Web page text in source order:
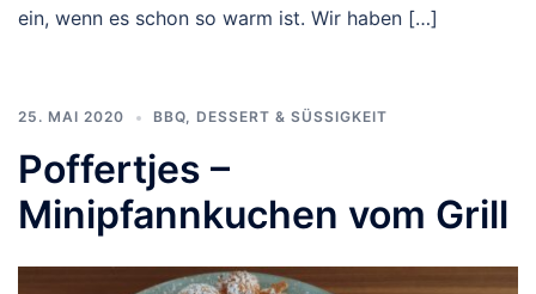
ein, wenn es schon so warm ist. Wir haben […]
25. MAI 2020 BBQ DESSERT & SÜSSIGKEIT
Poffertjes –
Minipfannkuchen vom Grill